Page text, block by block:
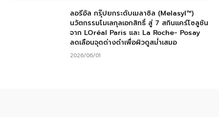
ลอรีอัล กรุ๊ปยกระดับเมลาซิล (Melasyl™)
นวัตกรรมโมเลกุลเอกสิทธิ์ สู่ 7 สกินแคร์โซลูชัน
จาก LOréal Paris และ La Roche- Posay
ลดเลือนจุดด่างดำเพื่อผิวดูสม่ำเสมอ
2026/06/01